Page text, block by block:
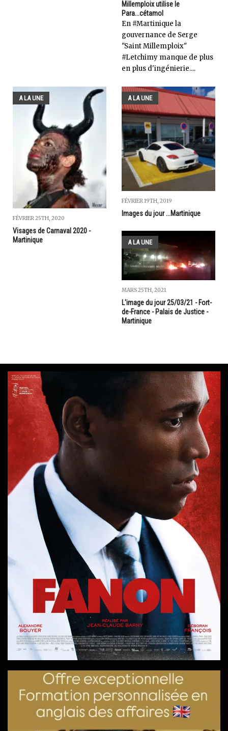
Millemploix utilise le
Para...cétamol
En #Martinique la
gouvernance de Serge
"Saint Millemploix"
#Letchimy manque de plus
en plus d'ingénierie....
A LA UNE
FÉVRIER 25TH, 2020
Visages de Carnaval 2020 -
Martinique
A LA UNE
FÉVRIER 19TH, 2019
Images du jour ...Martinique
A LA UNE
MARS 25TH, 2021
L'image du jour 25/03/21 - Fort-
de-France - Palais de Justice -
Martinique